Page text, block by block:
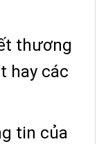
thương
hay các
tin của